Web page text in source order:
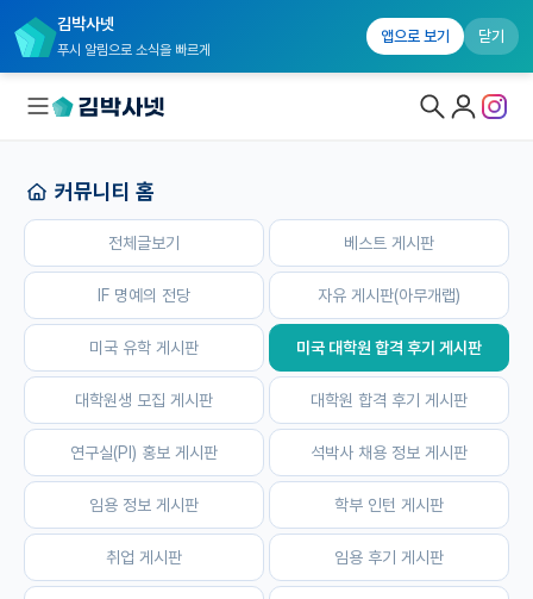
김박사넷
푸시 알림으로 소식을 빠르게
앱으로 보기 닫기
대학원생 모집
국내대학원 정보
연구실&오픈랩
커뮤니티
커뮤니티 홈
전체글보기
베스트 게시판
IF 명예의전당
자유 게시판(아무개랩)
커뮤니티 홈
전체글보기 베스트 게시판
IF 명예의 전당 자유 게시판(아무개랩)
미국 유학 게시판 미국 대학원 합격 후기 게시판
대학원생 모집 게시판 대학원 합격 후기 게시판
연구실(PI) 홍보 게시판 석박사 채용 정보 게시판
임용 정보 게시판 학부 인턴 게시판
취업 게시판 임용 후기 게시판
홈 전체글보기 IF 명예의 전당 자유 게시판(